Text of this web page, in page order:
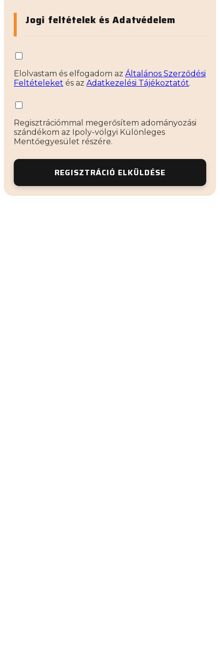
Jogi feltételek és Adatvédelem
Elolvastam és elfogadom az Általános Szerződési
Feltételeket és az Adatkezelési Tájékoztatót.
Regisztrációmmal megerősítem adományozási
szándékom az Ipoly-völgyi Különleges
Mentőegyesület részére.
REGISZTRÁCIÓ ELKÜLDÉSE